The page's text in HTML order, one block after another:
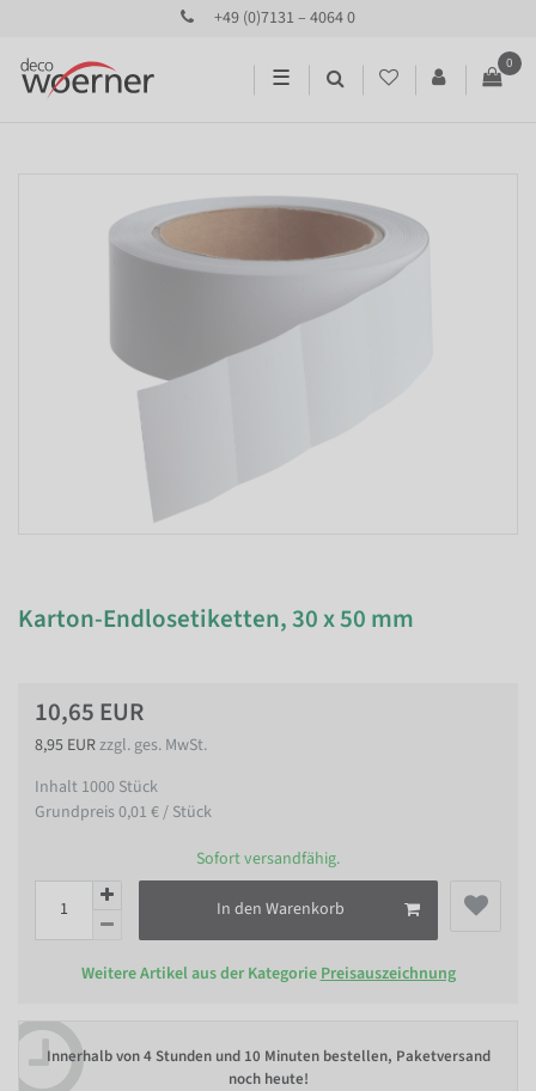
+49 (0)7131 – 4064 0
☰
0
Karton-Endlosetiketten, 30 x 50 mm
10,65 EUR
8,95 EURzzgl. ges. MwSt.
Inhalt 1000 Stück
Grundpreis0,01 € / Stück
Sofort versandfähig.
In den Warenkorb
Weitere Artikel aus der Kategorie Preisauszeichnung
Innerhalb von4 Stunden und 10 Minuten bestellen, Paketversand
noch heute!